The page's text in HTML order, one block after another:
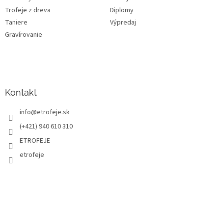
Trofeje z dreva
Diplomy
Taniere
Výpredaj
Gravírovanie
Kontakt
info@etrofeje.sk
(+421) 940 610 310
ETROFEJE
etrofeje